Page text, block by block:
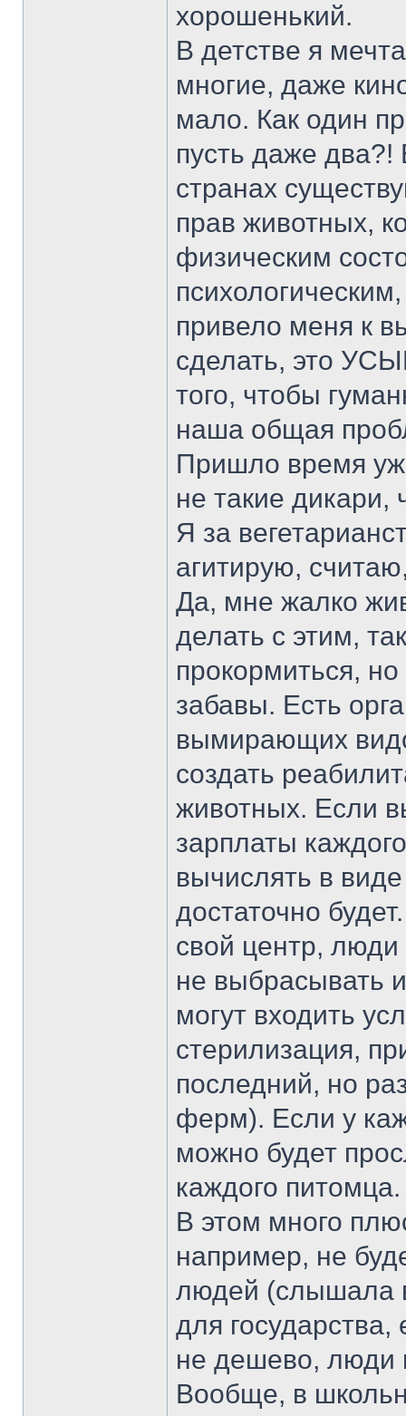
хорошенький.
В детстве я
многие, даже
мало. Как один
пусть даже два?!
странах
прав животных,
физическим
привело меня к
сделать, это
того, чтобы
наша общая
Пришло время
не такие дикари,
Я за
агитирую,
Да, мне жалко
делать с этим,
прокормиться,
забавы. Есть
вымирающих
создать
животных. Если
зарплаты
вычислять в
достаточно
свой центр, люди
не выбрасывать
могут входить
стерилизация,
последний, но
ферм). Если у
можно будет
каждого питомца.
В этом много
например, не
людей (слышала
для
не дешево, люди
Вообще, в